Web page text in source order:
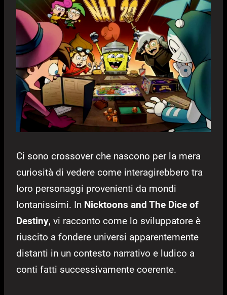
Ci sono crossover che nascono per la mera
curiosità di vedere come interagirebbero tra
loro personaggi provenienti da mondi
lontanissimi. In Nicktoons and The Dice of
Destiny, vi racconto come lo sviluppatore è
riuscito a fondere universi apparentemente
distanti in un contesto narrativo e ludico a
conti fatti successivamente coerente.